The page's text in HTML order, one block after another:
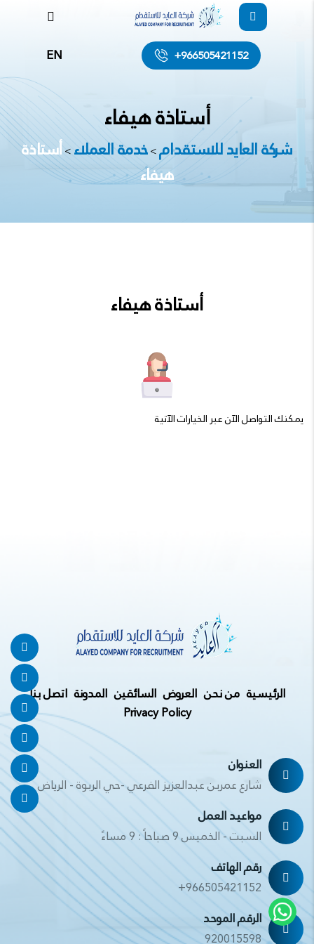
+966505421152
EN
أستاذة هيفاء
شركة العايد للاستقدام>خدمة العملاء>أستاذة
هيفاء
أستاذة هيفاء
يمكنك التواصل الآن عبر الخيارات الآتية
الرئيسية من نحن العروض السائقين المدونة اتصل بنا
Privacy Policy
العنوان
شارع عمربن عبدالعزيز الفرعي -حي الربوة - الرياض
مواعيد العمل
السبت - الخميس 9 صباحاً : 9 مساءً
رقم الهاتف
+966505421152
الرقم الموحد
920015598